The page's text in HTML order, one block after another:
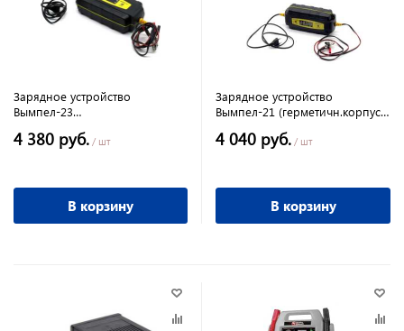
Зарядное устройство
Вымпел-23
4 380 руб. / шт
В корзину
Зарядное устройство
Вымпел-21 (герметичн.корпус
4 040 руб. / шт
В корзину